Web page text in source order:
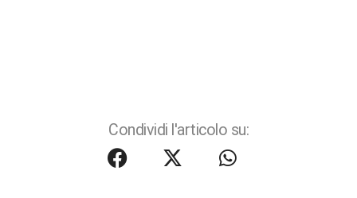
Condividi l'articolo su: